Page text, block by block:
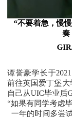
“不要着急，慢
奏
谭誉豪学长于
前往英国爱丁堡
自己从UIC毕业后
“如果有同学考虑
一年的时间多尝